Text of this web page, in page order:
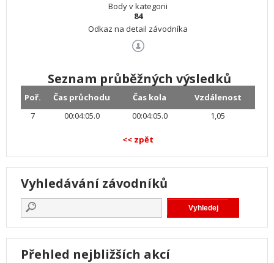
Body v kategorii
84
Odkaz na detail závodníka
Seznam průběžných výsledků
Poř. Čas průchodu Čas kola
Vzdálenost
7
00:04:05.0 00:04:05.0 1,05
<< zpět
Vyhledávání závodníků
Přehled nejbližších akcí